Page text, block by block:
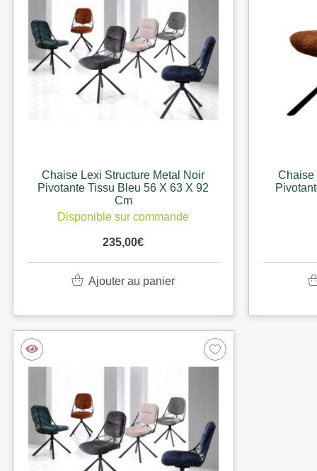
Chaise Lexi Structure Metal Noir
Pivotante Tissu Bleu 56 X 63 X 92
Cm
Disponible sur commande
235,00€
Ajouter au panier
Chaise